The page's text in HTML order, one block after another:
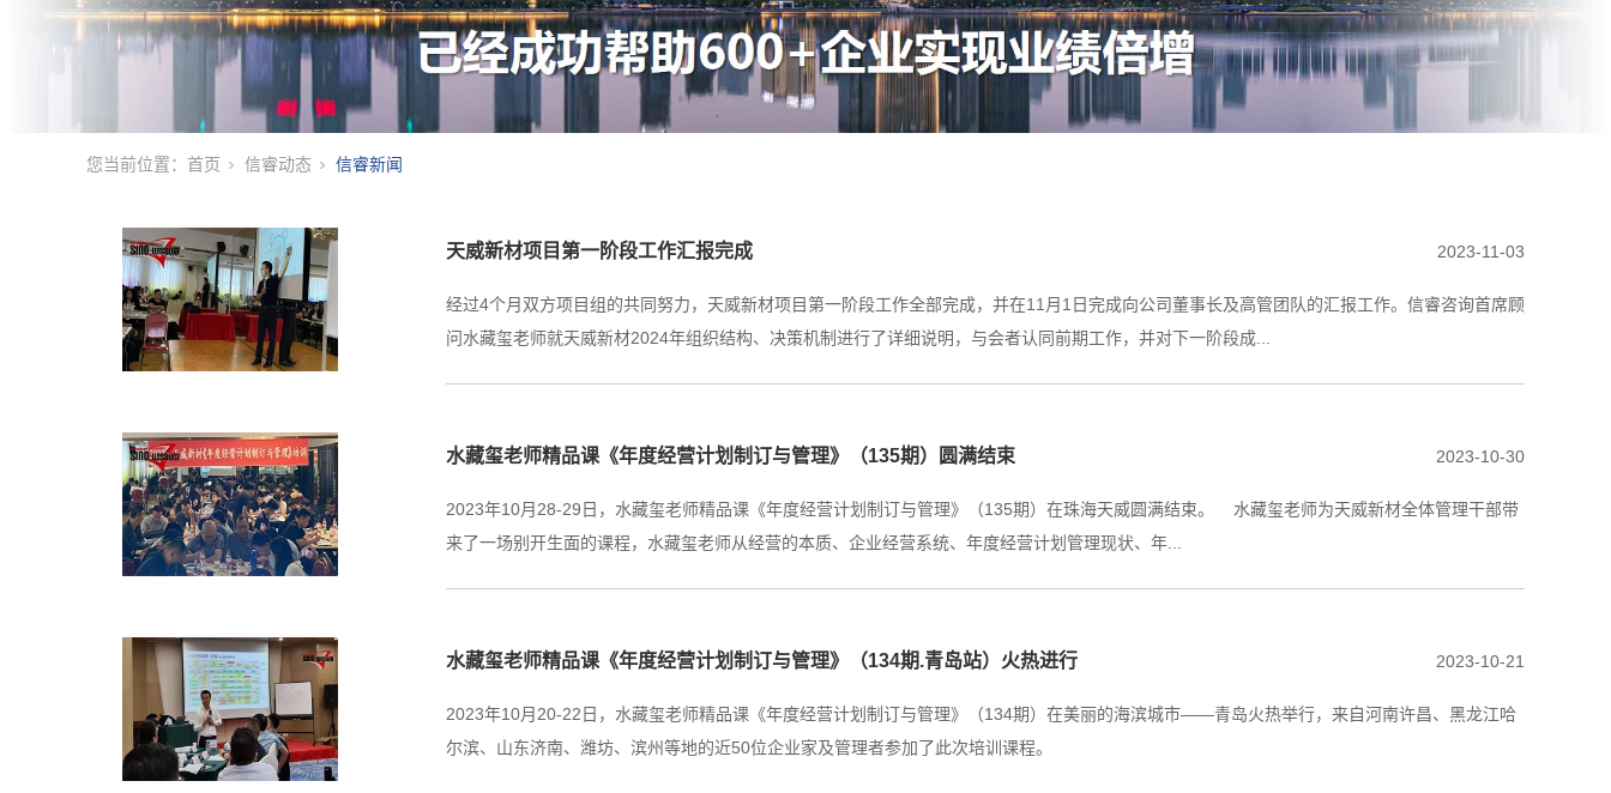
您当前位置： 首页 信睿动态 信睿新闻
天威新材项目第一阶段工作汇报完成 2023-11-03
经过4个月双方项目组的共同努力，天威新材项目第一阶段工作全部完成，并在11月1日完成向公司董事长及高管团队的汇报工作。信睿咨询首席顾
问水藏玺老师就天威新材2024年组织结构、决策机制进行了详细说明，与会者认同前期工作，并对下一阶段成...
水藏玺老师精品课《年度经营计划制订与管理》（135期）圆满结束 2023-10-30
2023年10月28-29日，水藏玺老师精品课《年度经营计划制订与管理》（135期）在珠海天威圆满结束。 水藏玺老师为天威新材全体管理干部带
来了一场别开生面的课程，水藏玺老师从经营的本质、企业经营系统、年度经营计划管理现状、年...
水藏玺老师精品课《年度经营计划制订与管理》（134期.青岛站）火热进行 2023-10-21
2023年10月20-22日，水藏玺老师精品课《年度经营计划制订与管理》（134期）在美丽的海滨城市——青岛火热举行，来自河南许昌、黑龙江哈
尔滨、山东济南、潍坊、滨州等地的近50位企业家及管理者参加了此次培训课程。